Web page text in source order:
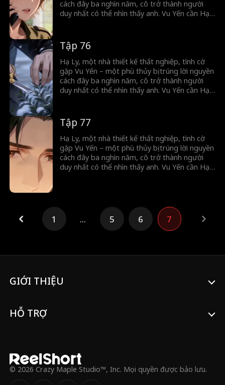
cách đây ba nghìn năm, cô trở thành người
duy nhất có thể nhìn thấy anh. Vu Yến cần Hạ
giải lời nguyền, Hạ Ly dần dần nảy sinh tình
cảm với anh. Họ cùng trải qua muôn trùng khó
khăn, cuối cùng tình yêu và sự chờ đợi đã vượt
qua thời gian đưa hai người về bên nhau.
Tập 76
Hạ Ly, một nhà thiết kế thất nghiệp, tình cờ
gặp Vu Yến – một phù thủy bị trúng lời nguyền
cách đây ba nghìn năm, cô trở thành người
duy nhất có thể nhìn thấy anh. Vu Yến cần Hạ
giải lời nguyền, Hạ Ly dần dần nảy sinh tình
cảm với anh. Họ cùng trải qua muôn trùng khó
khăn, cuối cùng tình yêu và sự chờ đợi đã vượt
qua thời gian đưa hai người về bên nhau.
Tập 77
Hạ Ly, một nhà thiết kế thất nghiệp, tình cờ
gặp Vu Yến – một phù thủy bị trúng lời nguyền
cách đây ba nghìn năm, cô trở thành người
duy nhất có thể nhìn thấy anh. Vu Yến cần Hạ
cảm với anh. Họ cùng trải qua muôn trùng khó
khăn, cuối cùng tình yêu và sự chờ đợi đã vượt
qua thời gian đưa hai người về bên nhau.
1 ... 5 6 7
GIỚI THIỆU
HỖ TRỢ
© 2026 Crazy Maple Studio™, Inc. Mọi quyền được bảo lưu.